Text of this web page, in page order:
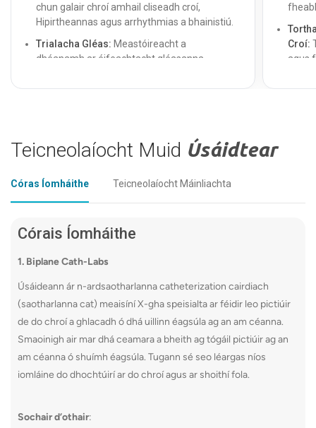
chun galair chroí amhail cliseadh croí,
Hipirtheannas agus arrhythmias a bhainistiú.
Trialacha Gléas: Meastóireacht a
dhéanamh ar éifeachtacht gléasanna
ionchlannaithe (ICDanna) agus steinteanna
Ag déanamh taighde ar thionchar athruithe
ar stíl mhaireachtála ar shláinte chairdiach,
bainistíocht struis.
le taighde domhanda ach cuireann siad
ar fáil dár n-othar freisin.
Croí:
agus
Teicneolaíocht Muid Úsáidtear
Córas Íomháithe Teicneolaíocht Máinliachta
Córais Íomháithe
1. Biplane Cath-Labs
Úsáideann ár n-ardsaotharlanna catheterization cairdiach
(saotharlanna cat) meaisíní X-gha speisialta ar féidir leo pictiúir
de do chroí a ghlacadh ó dhá uillinn éagsúla ag an am céanna.
Smaoinigh air mar dhá ceamara a bheith ag tógáil pictiúir ag an
am céanna ó shuímh éagsúla. Tugann sé seo léargas níos
iomláine do dhochtúirí ar do chroí agus ar shoithí fola.
Sochair d’othair: